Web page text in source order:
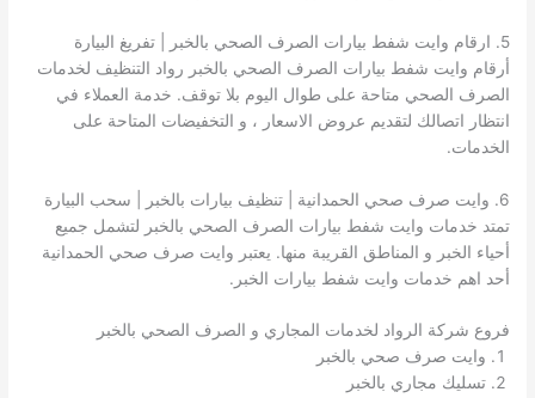
5. ارقام وايت شفط بيارات الصرف الصحي بالخبر | تفريغ البيارة
أرقام وايت شفط بيارات الصرف الصحي بالخبر رواد التنظيف لخدمات
الصرف الصحي متاحة على طوال اليوم بلا توقف. خدمة العملاء في
انتظار اتصالك لتقديم عروض الاسعار ، و التخفيضات المتاحة على
الخدمات.
6. وايت صرف صحي الحمدانية | تنظيف بيارات بالخبر | سحب البيارة
تمتد خدمات وايت شفط بيارات الصرف الصحي بالخبر لتشمل جميع
أحياء الخبر و المناطق القريبة منها. يعتبر وايت صرف صحي الحمدانية
أحد اهم خدمات وايت شفط بيارات الخبر.
فروع شركة الرواد لخدمات المجاري و الصرف الصحي بالخبر
وايت صرف صحي بالخبر
تسليك مجاري بالخبر